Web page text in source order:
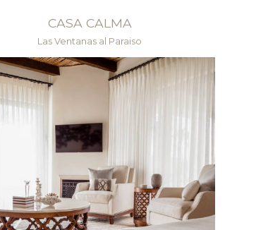
CASA CALMA
Las Ventanas al Paraiso